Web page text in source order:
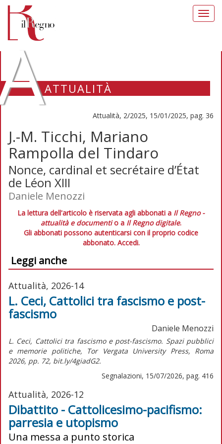
ATTUALITÀ
Attualità, 2/2025, 15/01/2025, pag. 36
J.-M. Ticchi, Mariano
Rampolla del Tindaro
Nonce, cardinal et secrétaire d’État
de Léon XIII
Daniele Menozzi
La lettura dell'articolo è riservata agli abbonati a Il Regno -
attualità e documentio a Il Regno digitale.
Gli abbonati possono autenticarsi con il proprio codice
abbonato. Accedi.
Leggi anche
Attualità, 2026-14
L. Ceci, Cattolici tra fascismo e post-
fascismo
Daniele Menozzi
L. Ceci, Cattolici tra fascismo e post-fascismo. Spazi pubblici
e memorie politiche, Tor Vergata University Press, Roma
2026, pp. 72, bit.ly/4giadG2.
Segnalazioni, 15/07/2026, pag. 416
Attualità, 2026-12
Dibattito - Cattolicesimo-pacifismo:
parresia e utopismo
Una messa a punto storica